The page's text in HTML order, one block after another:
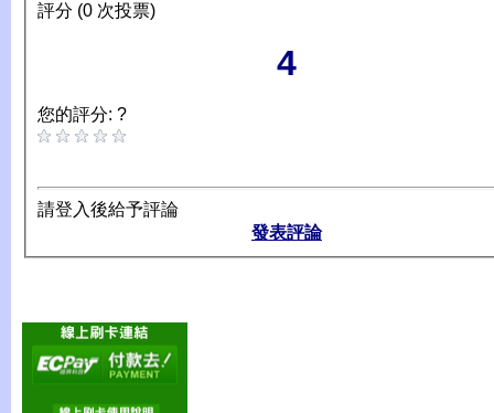
評分 (0 次投票)
4
您的評分: ?
請登入後給予評論
發表評論